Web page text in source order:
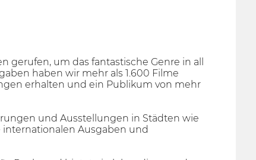
gerufen, um das fantastische Genre in all
haben wir mehr als 1.600 Filme
erhalten und ein Publikum von mehr
und Ausstellungen in Städten wie
internationalen Ausgaben und